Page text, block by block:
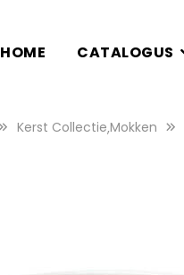
HOME CATALOGUS
Kerst Collectie,Mokken